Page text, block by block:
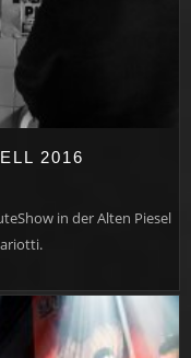
2016
in der Alten Piesel